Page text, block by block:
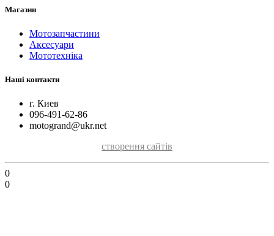
Магазин
Мотозапчастини
Аксесуари
Мототехніка
Наші контакти
г. Киев
096-491-62-86
motogrand@ukr.net
створення сайтів
0
0